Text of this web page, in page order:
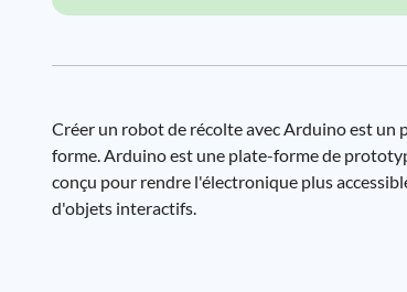
Créer un robot de récolte avec Arduino est
forme. Arduino est une plate-forme de
conçu pour rendre l'électronique plus
d'objets interactifs.